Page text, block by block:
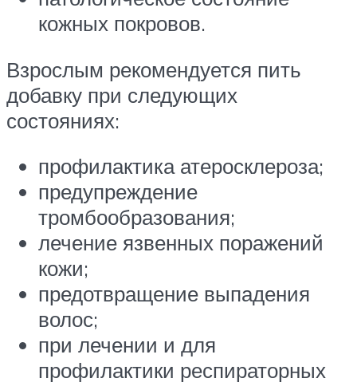
кожных покровов.
Взрослым рекомендуется пить
добавку при следующих
состояниях:
профилактика атеросклероза;
предупреждение
тромбообразования;
лечение язвенных поражений
кожи;
предотвращение выпадения
волос;
при лечении и для
профилактики респираторных